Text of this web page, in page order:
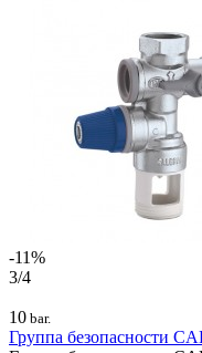
-11%
3/4
10 bar.
Группа безопасности